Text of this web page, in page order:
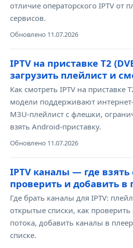
отличие операторского IPTV от
сервисов.
Обновлено 11.07.2026
IPTV на приставке Т2
загрузить плейлист и
Как смотреть IPTV на приставке
модели поддерживают интернет-
M3U-плейлист с флешки,
взять Android-приставку.
Обновлено 11.07.2026
IPTV каналы — где взять
проверить и добавить в
Где брать каналы для IPTV:
открытые списки, как проверить
потока, добавить каналы в
списке.